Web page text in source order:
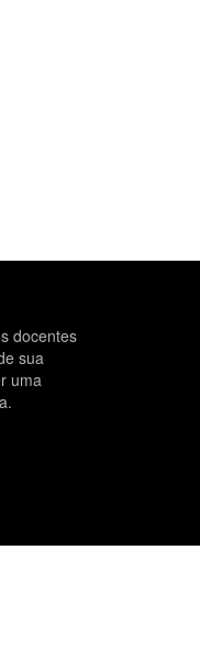
docentes
sua
uma